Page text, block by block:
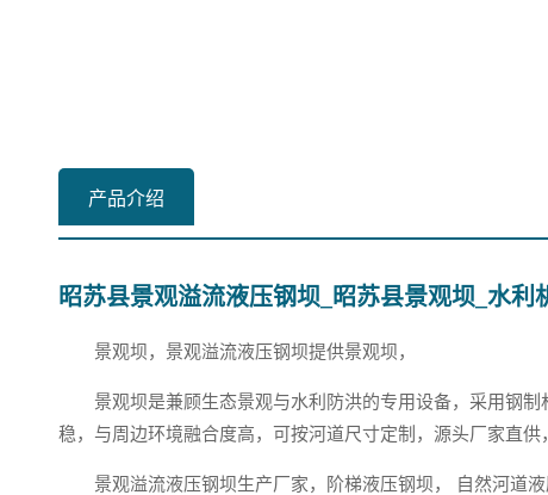
产品介绍
昭苏县景观溢流液压钢坝_昭苏县景观坝_水利
景观坝，景观溢流液压钢坝提供景观坝，
景观坝是兼顾生态景观与水利防洪的专用设备，采用钢
稳，与周边环境融合度高，可按河道尺寸定制，源头厂家直供
景观溢流液压钢坝生产厂家，阶梯液压钢坝， 自然河道